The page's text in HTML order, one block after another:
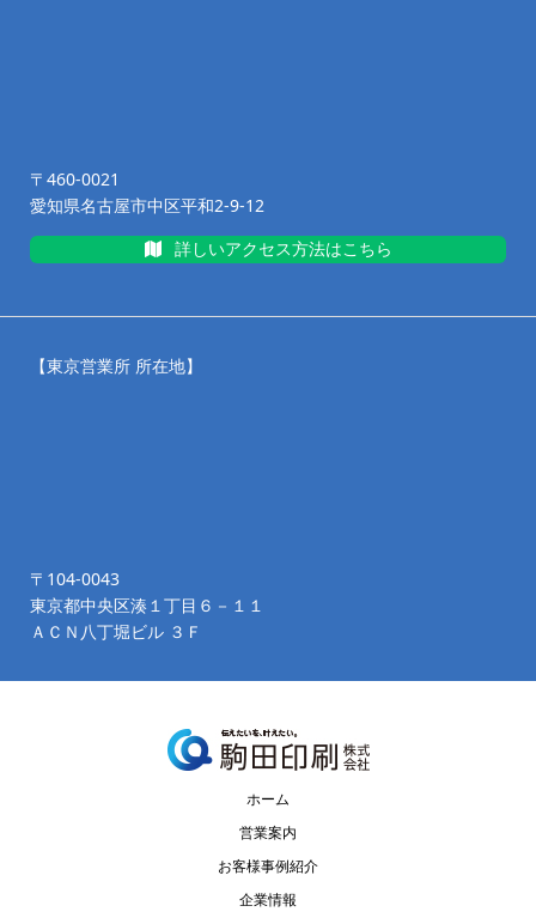
〒460-0021
愛知県名古屋市中区平和2-9-12
詳しいアクセス方法はこちら
【東京営業所 所在地】
〒104-0043
東京都中央区湊１丁目６－１１
ＡＣＮ八丁堀ビル ３Ｆ
ホーム
営業案内
お客様事例紹介
企業情報